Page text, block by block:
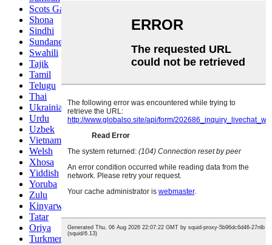
Scots Gaelic
Shona
Sindhi
Sundanese
Swahili
Tajik
Tamil
Telugu
Thai
Ukrainian
Urdu
Uzbek
Vietnamese
Welsh
Xhosa
Yiddish
Yoruba
Zulu
Kinyarwanda
Tatar
Oriya
Turkmen